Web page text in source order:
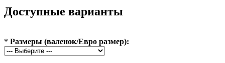
Доступные варианты
* Размеры (валенок/Евро размер):